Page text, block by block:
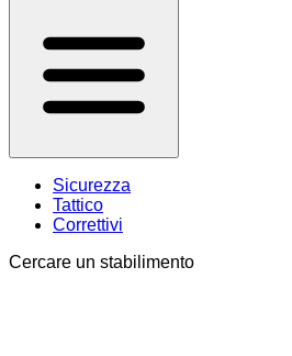
Sicurezza
Tattico
Correttivi
Cercare un stabilimento